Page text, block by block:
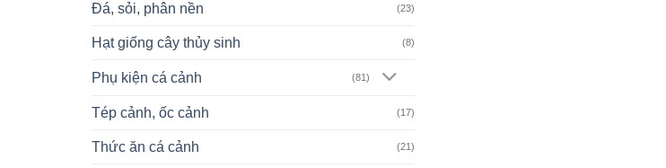
Đá, sỏi, phân nền (23)
Hạt giống cây thủy sinh (8)
Phụ kiện cá cảnh (81)
Tép cảnh, ốc cảnh (17)
Thức ăn cá cảnh (21)